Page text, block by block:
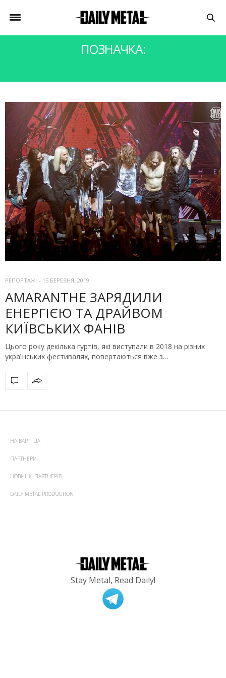
ПОЗНАЧКА:
РЕПОРТАЖІ - 15 БЕРЕЗНЯ, 2019
AMARANTHE ЗАРЯДИЛИ
ЕНЕРГІЄЮ ТА ДРАЙВОМ
КИЇВСЬКИХ ФАНІВ
Цього року декілька гуртів, які виступали в 2018 на різних
українських фестивалях, повертаються вже з…
НА ВАРТІ UA
ПАРТНЕРИ
НОВИНИ ПАРТНЕРІВ
DAILY METAL PRODUCTION
Stay Metal, Read Daily!